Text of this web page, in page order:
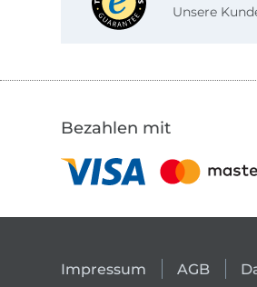
Unsere
Bezahlen mit
Impressum AGB